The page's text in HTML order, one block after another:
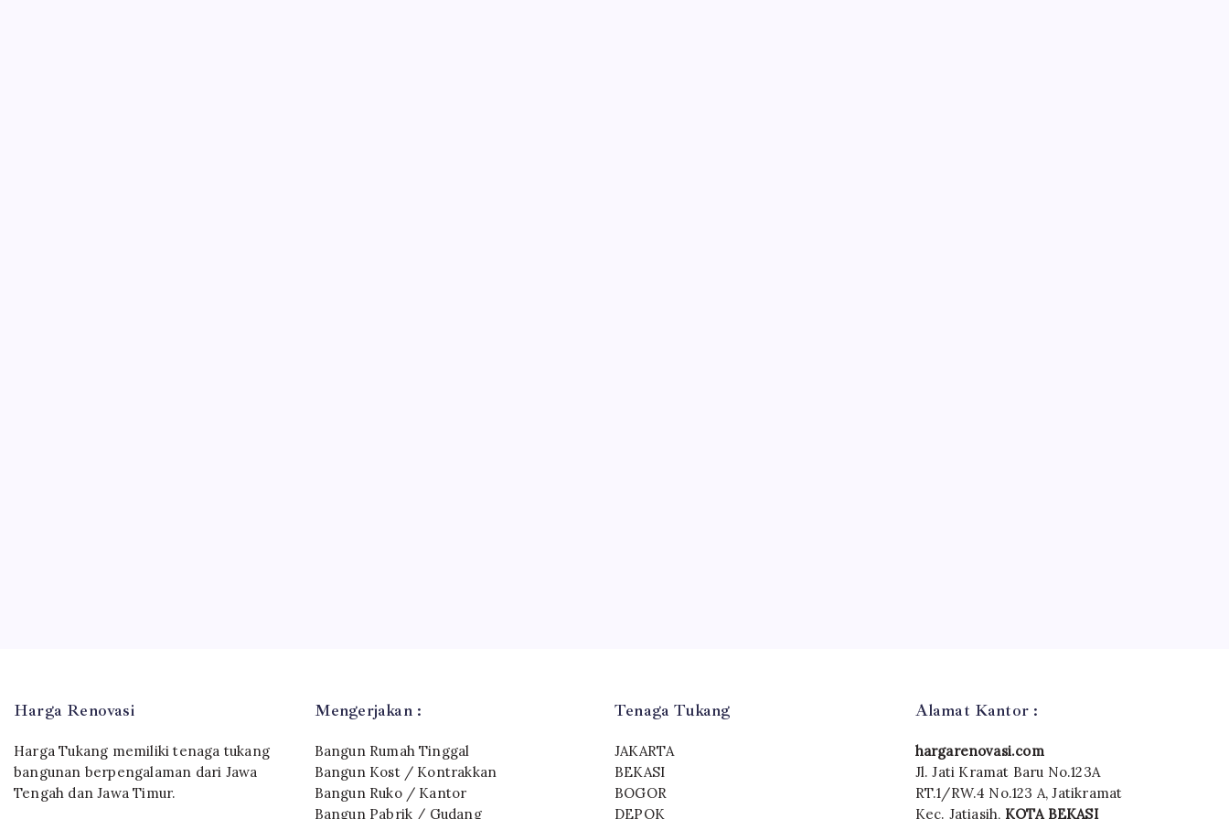
Harga Renovasi
Harga Tukang memiliki tenaga tukang
bangunan berpengalaman dari Jawa
Tengah dan Jawa Timur.
Mengerjakan :
Bangun Rumah Tinggal
Bangun Kost / Kontrakkan
Bangun Ruko / Kantor
Bangun Pabrik / Gudang
Tenaga Tukang
JAKARTA
BEKASI
BOGOR
DEPOK
Alamat Kantor :
hargarenovasi.com
Jl. Jati Kramat Baru No.123A
RT.1/RW.4 No.123 A, Jatikramat
Kec. Jatiasih, KOTA BEKASI